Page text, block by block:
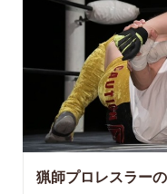
猟師プロレスラー